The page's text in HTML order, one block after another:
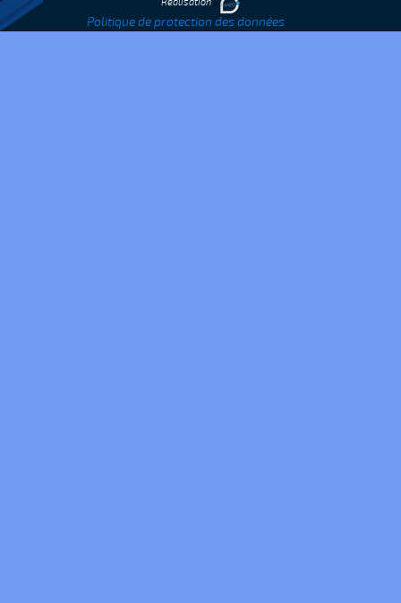
Politique de protection des données
Réalisation